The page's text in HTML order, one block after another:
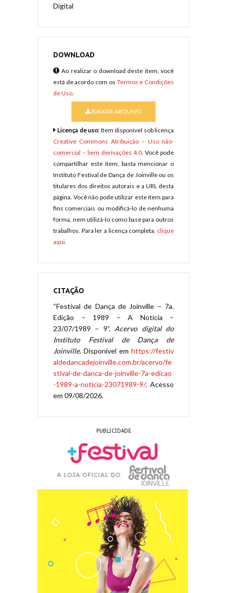
Digital
DOWNLOAD
Ao realizar o download deste item, você
está de acordo com os Termos e Condições
de Uso.
BAIXAR ARQUIVO
Licença de uso: Item disponível sob licença
Creative Commons Atribuição – Uso não-
comercial – Sem derivações 4.0. Você pode
compartilhar este item, basta mencionar o
Instituto Festival de Dança de Joinville ou os
titulares dos direitos autorais e a URL desta
página. Você não pode utilizar este item para
fins comerciais ou modificá-lo de nenhuma
forma, nem utilizá-lo como base para outros
trabalhos. Para ler a licença completa, clique
aqui.
CITAÇÃO
“Festival de Dança de Joinville – 7a.
Edição – 1989 – A Notícia –
23/07/1989 – 9”. Acervo digital do
Instituto Festival de Dança de
Joinville. Disponível em https://festiv
aldedancadejoinville.com.br/acervo/fe
stival-de-danca-de-joinville-7a-edicao
-1989-a-noticia-23071989-9/. Acesso
em 09/08/2026.
PUBLICIDADE